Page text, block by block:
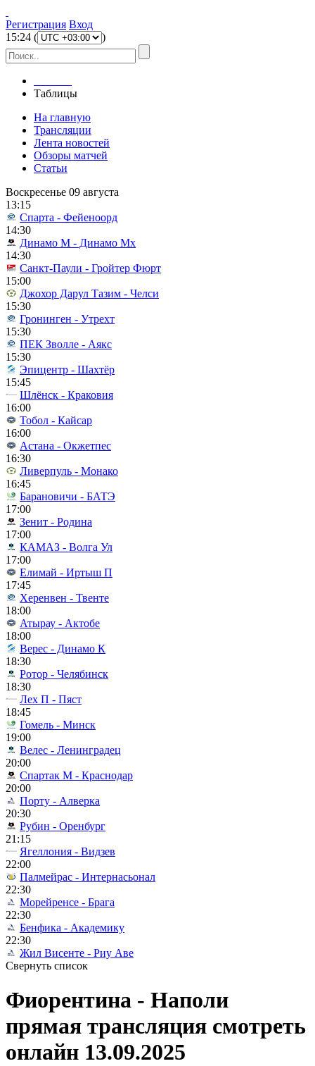
Регистрация Вход
15:24 ( )
Таблицы
На главную
Трансляции
Лента новостей
Обзоры матчей
Статьи
Воскресенье 09 августа
13:15
Спарта - Фейеноорд
14:30
Динамо М - Динамо Мх
14:30
Санкт-Паули - Гройтер Фюрт
15:00
Джохор Дарул Тазим - Челси
15:30
Гронинген - Утрехт
15:30
ПЕК Зволле - Аякс
15:30
Эпицентр - Шахтёр
15:45
Шлёнск - Краковия
16:00
Тобол - Кайсар
16:00
Астана - Окжетпес
16:30
Ливерпуль - Монако
16:45
Барановичи - БАТЭ
17:00
Зенит - Родина
17:00
КАМАЗ - Волга Ул
17:00
Елимай - Иртыш П
17:45
Херенвен - Твенте
18:00
Атырау - Актобе
18:00
Верес - Динамо К
18:30
Ротор - Челябинск
18:30
Лех П - Пяст
18:45
Гомель - Минск
19:00
Велес - Ленинградец
20:00
Спартак М - Краснодар
20:00
Порту - Алверка
20:30
Рубин - Оренбург
21:15
Ягеллония - Видзев
22:00
Палмейрас - Интернасьонал
22:30
Морейренсе - Брага
22:30
Бенфика - Академику
22:30
Жил Висенте - Риу Аве
Свернуть список
Фиорентина - Наполи
прямая трансляция смотреть
онлайн 13.09.2025